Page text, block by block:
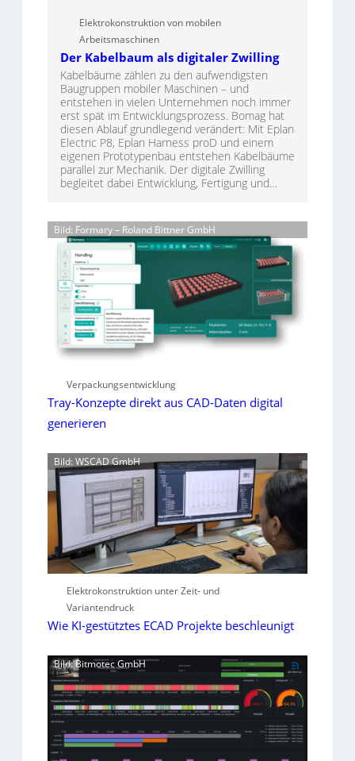
Elektrokonstruktion von mobilen
Arbeitsmaschinen
Der Kabelbaum als digitaler Zwilling
Kabelbäume zählen zu den aufwendigsten
Baugruppen mobiler Maschinen – und
entstehen in vielen Unternehmen noch immer
erst spät im Entwicklungsprozess. Bomag hat
diesen Ablauf grundlegend verändert: Mit Eplan
Electric P8, Eplan Harness proD und einem
eigenen Prototypenbau entstehen Kabelbäume
parallel zur Mechanik. Der digitale Zwilling
begleitet dabei Entwicklung, Fertigung und…
Bild: Formary – Roland Bittner GmbH
Verpackungsentwicklung
Tray-Konzepte direkt aus CAD-Daten digital
generieren
Bild: WSCAD GmbH
Elektrokonstruktion unter Zeit- und
Variantendruck
Wie KI-gestütztes ECAD Projekte beschleunigt
Bild: Bitmotec GmbH